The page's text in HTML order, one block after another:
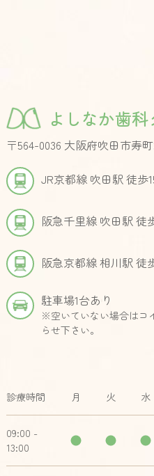
よしなか歯
〒564-0036 大阪府吹田市寿
JR京都線 吹田駅 徒歩
阪急千里線 吹田駅 徒
阪急京都線 相川駅 徒
駐車場1台あり
※空いていない場合はコ
らせ下さい。
診療時間 月 火 水
09:00 -
13:00